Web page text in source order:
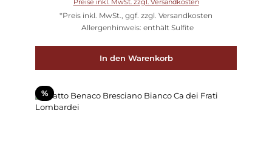
Preise inkl. MwSt. zzgl. Versandkosten
*Preis inkl. MwSt., ggf. zzgl. Versandkosten
Allergenhinweis: enthält Sulfite
In den Warenkorb
%Rabatt